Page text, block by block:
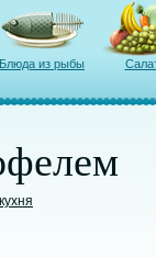
Блюда из рыбы